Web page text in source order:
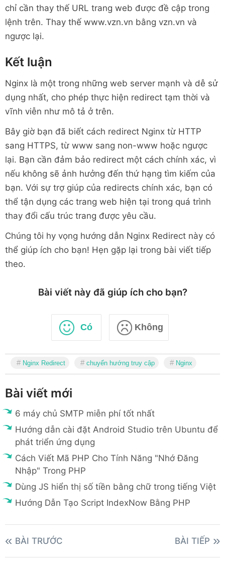
chỉ cần thay thế URL trang web được đề cập trong
lệnh trên. Thay thế www.vzn.vn bằng vzn.vn và
ngược lại.
Kết luận
Nginx là một trong những web server mạnh và dễ sử
dụng nhất, cho phép thực hiện redirect tạm thời và
vĩnh viễn như mô tả ở trên.
Bây giờ bạn đã biết cách redirect Nginx từ HTTP
sang HTTPS, từ www sang non-www hoặc ngược
lại. Bạn cần đảm bảo redirect một cách chính xác, vì
nếu không sẽ ảnh hưởng đến thứ hạng tìm kiếm của
bạn. Với sự trợ giúp của redirects chính xác, bạn có
thể tận dụng các trang web hiện tại trong quá trình
thay đổi cấu trúc trang được yêu cầu.
Chúng tôi hy vọng hướng dẫn Nginx Redirect này có
thể giúp ích cho bạn! Hẹn gặp lại trong bài viết tiếp
theo.
Bài viết này đã giúp ích cho bạn?
Có Không
Nginx Redirect chuyển hướng truy cập Nginx
Bài viết mới
6 máy chủ SMTP miễn phí tốt nhất
Hướng dẫn cài đặt Android Studio trên Ubuntu để
phát triển ứng dụng
Cách Viết Mã PHP Cho Tính Năng "Nhớ Đăng
Nhập" Trong PHP
Dùng JS hiển thị số tiền bằng chữ trong tiếng Việt
Hướng Dẫn Tạo Script IndexNow Bằng PHP
BÀI TRƯỚC BÀI TIẾP